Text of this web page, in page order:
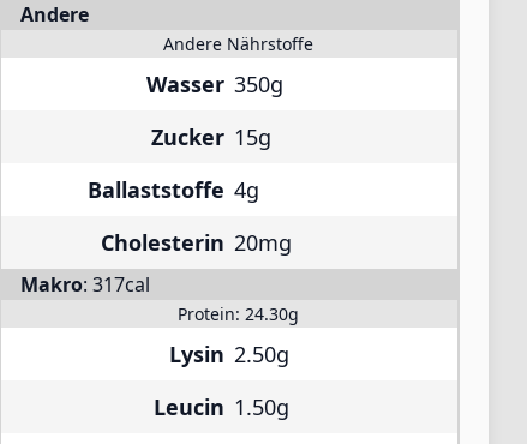
Andere
Andere Nährstoffe
Wasser 350g
Zucker 15g
Ballaststoffe 4g
Cholesterin 20mg
Makro: 317cal
Protein: 24.30g
Lysin 2.50g
Leucin 1.50g